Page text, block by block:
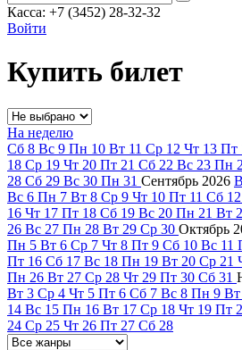
Касса: +7 (3452) 28-32-32
Войти
Купить билет
На неделю
Сб 8 Вс 9 Пн 10 Вт 11 Ср 12 Чт 13 Пт
18 Ср 19 Чт 20 Пт 21 Сб 22 Вс 23 Пн
28 Сб 29 Вс 30 Пн 31 Сентябрь 2026
Вс 6 Пн 7 Вт 8 Ср 9 Чт 10 Пт 11 Сб 12
16 Чт 17 Пт 18 Сб 19 Вс 20 Пн 21 Вт
26 Вс 27 Пн 28 Вт 29 Ср 30 Октябрь
Пн 5 Вт 6 Ср 7 Чт 8 Пт 9 Сб 10 Вс 11
Пт 16 Сб 17 Вс 18 Пн 19 Вт 20 Ср 21
Пн 26 Вт 27 Ср 28 Чт 29 Пт 30 Сб 31
Вт 3 Ср 4 Чт 5 Пт 6 Сб 7 Вс 8 Пн 9 Вт
14 Вс 15 Пн 16 Вт 17 Ср 18 Чт 19 Пт
24 Ср 25 Чт 26 Пт 27 Сб 28